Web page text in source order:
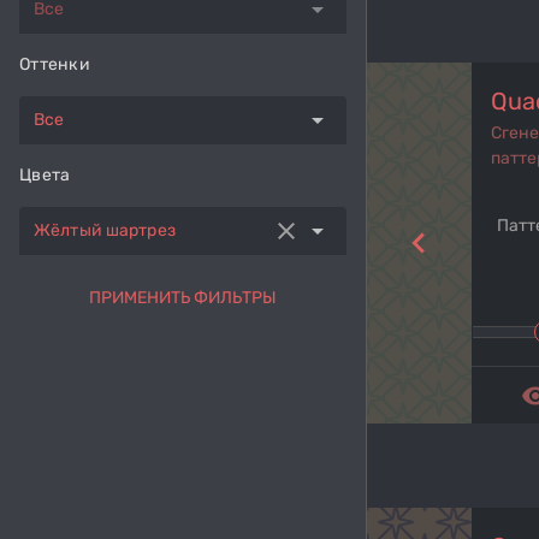
Все arrow_drop_down
Оттенки
Все arrow_drop_down
Цвета
Жёлтый шартрез clear arrow_drop_down
ПРИМЕНИТЬ ФИЛЬТРЫ
navigate_before